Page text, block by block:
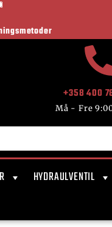
+358 400
Må - Fre
HYDRAULVENTIL